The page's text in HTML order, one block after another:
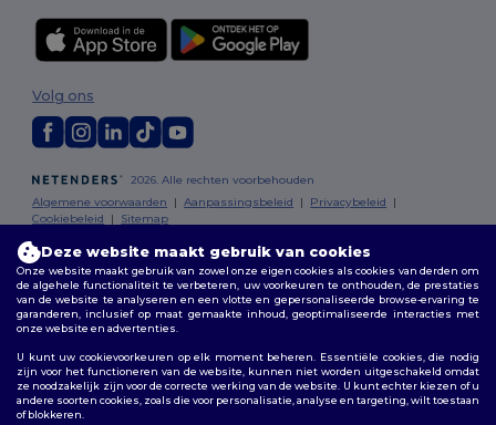
2026. Alle rechten voorbehouden
Algemene voorwaarden |Aanpassingsbeleid | Privacybeleid |
Cookiebeleid | Sitemap
Volg ons
Bruxelles | Anvers |Mortsel|Malines |Lierre|Turnhout| Geel|
Herentals | Hoogstraten|Bruges
Deze website maakt gebruik van cookies
Onze website maakt gebruik van zowel onze eigen cookies als cookies van derden om
de algehele functionaliteit te verbeteren, uw voorkeuren te onthouden, de prestaties
van de website te analyseren en een vlotte en gepersonaliseerde browse-ervaring te
garanderen, inclusief op maat gemaakte inhoud, geoptimaliseerde interacties met
onze website en advertenties.
U kunt uw cookievoorkeuren op elk moment beheren. Essentiële cookies, die nodig
zijn voor het functioneren van de website, kunnen niet worden uitgeschakeld omdat
ze noodzakelijk zijn voor de correcte werking van de website. U kunt echter kiezen of u
andere soorten cookies, zoals die voor personalisatie, analyse en targeting, wilt toestaan
of blokkeren.